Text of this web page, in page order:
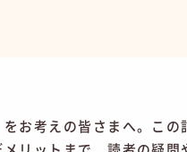
お考えの皆さまへ。この